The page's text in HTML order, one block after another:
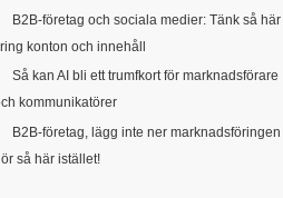
B2B-företag och sociala medier: Tänk så här
konton och innehåll
Så kan AI bli ett trumfkort för marknadsförare
kommunikatörer
B2B-företag, lägg inte ner marknadsföringen
så här istället!